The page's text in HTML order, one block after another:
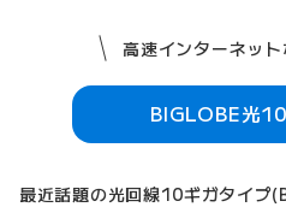
高速インターネッ
BIGLOBE光
最近話題の光回線10ギガタイプ